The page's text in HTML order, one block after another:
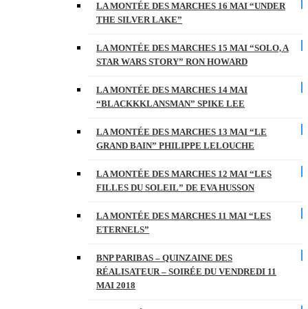
LA MONTÉE DES MARCHES 16 MAI “UNDER
THE SILVER LAKE”
LA MONTÉE DES MARCHES 15 MAI “SOLO, A
STAR WARS STORY” RON HOWARD
LA MONTÉE DES MARCHES 14 MAI
“BLACKKKLANSMAN” SPIKE LEE
LA MONTÉE DES MARCHES 13 MAI “LE
GRAND BAIN” PHILIPPE LELOUCHE
LA MONTÉE DES MARCHES 12 MAI “LES
FILLES DU SOLEIL” DE EVA HUSSON
LA MONTÉE DES MARCHES 11 MAI “LES
ETERNELS”
BNP PARIBAS – QUINZAINE DES
RÉALISATEUR – SOIRÉE DU VENDREDI 11
MAI 2018